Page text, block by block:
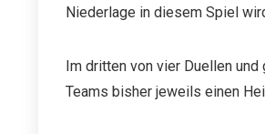
Niederlage in diesem Spiel
Im dritten von vier Duellen
Teams bisher jeweils einen